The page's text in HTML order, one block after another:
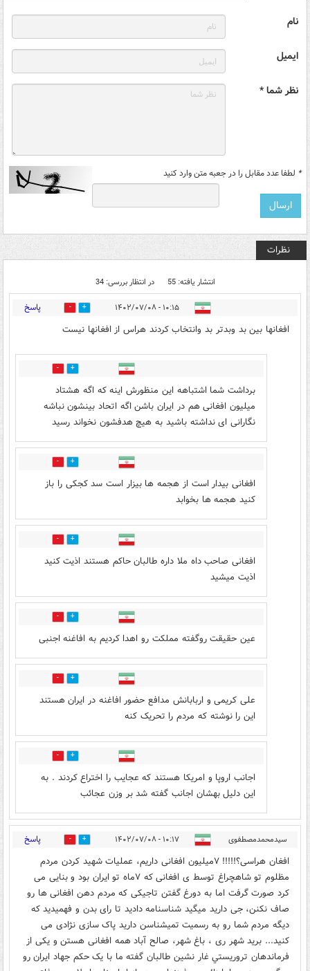
نام
ایمیل
نظر شما *
* لطفا عدد مقابل را در جعبه متن وارد کنید
نظرات
انتشار یافته: 55 در انتظار بررسی: 34
۱۰:۱۵ - ۱۴۰۲/۰۷/۰۸ 12 پاسخ
افغانها بین بد وبدتر بد وانتخاب کردند هراس از افغانها نیست
1
برداشت شما اشتباهه این منظورش اینه که اگه هشتاد
میلیون افغانی هم در ایران باشن اگه اتحاد بینشون نباشه
نگارانی ای نداشته باشید به هیچ هدفشون نخواند رسید
0
افغانی بیدار است از هجمه ها بیزار است سد کجکی را باز
کنید هجمه ها بخوابد
0
افغانی صاحب داه ملا داره طالبان حاکم هستند اذیت کنید
اذیت میشید
29
عین حقیقت رو‌گفته مملکت رو اهدا کردیم به افاغنه اجنبی
1
علی کریمی و اربابانش مدافع حضور افاغنه در ایران هستند
این را نوشته که مردم را تحریک کنه
0
اجانب اروپا و امریکا هستند که عجایب را اختراع کردند . به
این دلیل بهشان اجانب گفته شد بر وزن عجائب
سیدمحمدمصطفوی ۱۰:۱۷ - ۱۴۰۲/۰۷/۰۸ 68 پاسخ
افغان هراسی؟!!!!! ۷میلیون افغانی داریم، عملیات شهید کردن مردم
مظلوم تو شاهچراغ توسط ی افغانی که ۷ماه تو ایران بود و بنایی می
کرد صورت گرفت اما به دورغ گفتن تاجیکی که مردم دهن افغانی ها رو
صاف نکنن، جی دارید میگید شناسنامه دادید تا رای بدن و فهمیدید که
دیگه مردم شما رو به رسمیت تمیشناسن دارید پاک سازی نژادی می
کنید... برید شهر ری ، باغ شهر، صالح آباد همه افغانی هستن و یکی از
فرماندهان تروريستي غار نشین طالبان گفته ما با یک حکم جهاد ایران رو